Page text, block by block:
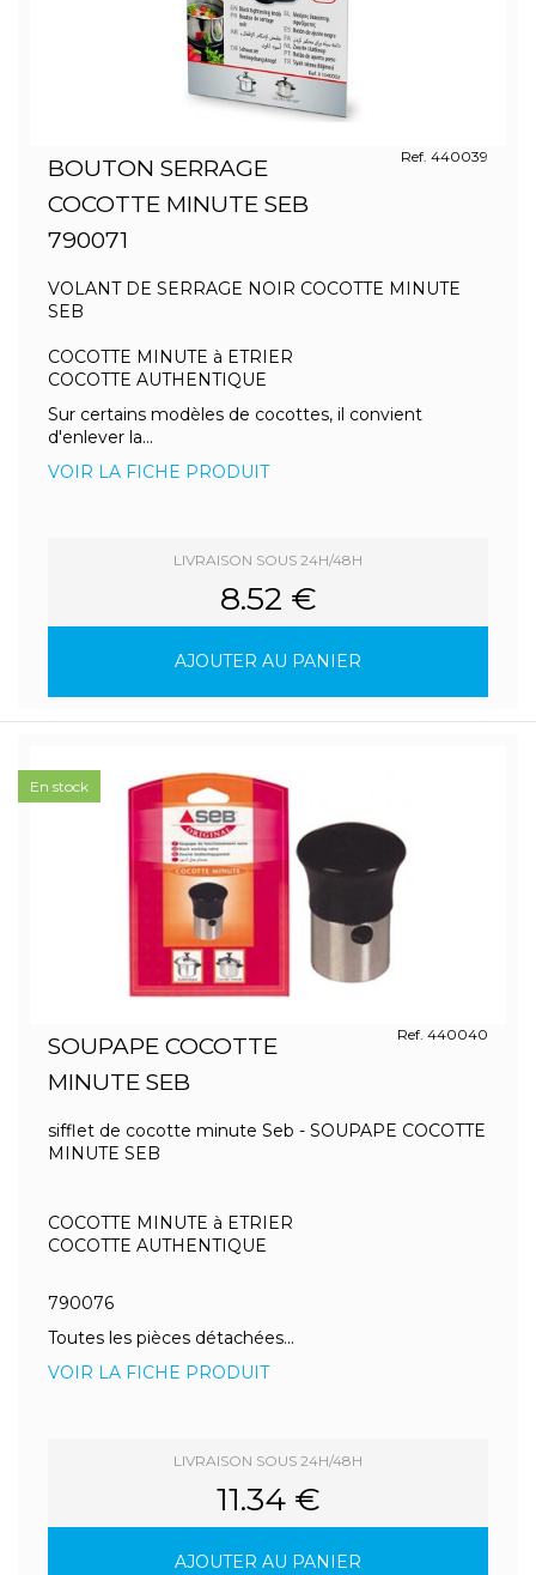
BOUTON SERRAGE
COCOTTE MINUTE SEB
790071
Ref. 440039
VOLANT DE SERRAGE NOIR COCOTTE MINUTE
SEB
COCOTTE MINUTE à ETRIER
COCOTTE AUTHENTIQUE
Sur certains modèles de cocottes, il convient
d'enlever la...
VOIR LA FICHE PRODUIT
LIVRAISON SOUS 24H/48H
8.52 €
AJOUTER AU PANIER
SOUPAPE COCOTTE
MINUTE SEB
Ref. 440040
sifflet de cocotte minute Seb - SOUPAPE COCOTTE
MINUTE SEB
COCOTTE MINUTE à ETRIER
COCOTTE AUTHENTIQUE
790076
Toutes les pièces détachées...
VOIR LA FICHE PRODUIT
LIVRAISON SOUS 24H/48H
11.34 €
AJOUTER AU PANIER
En stock